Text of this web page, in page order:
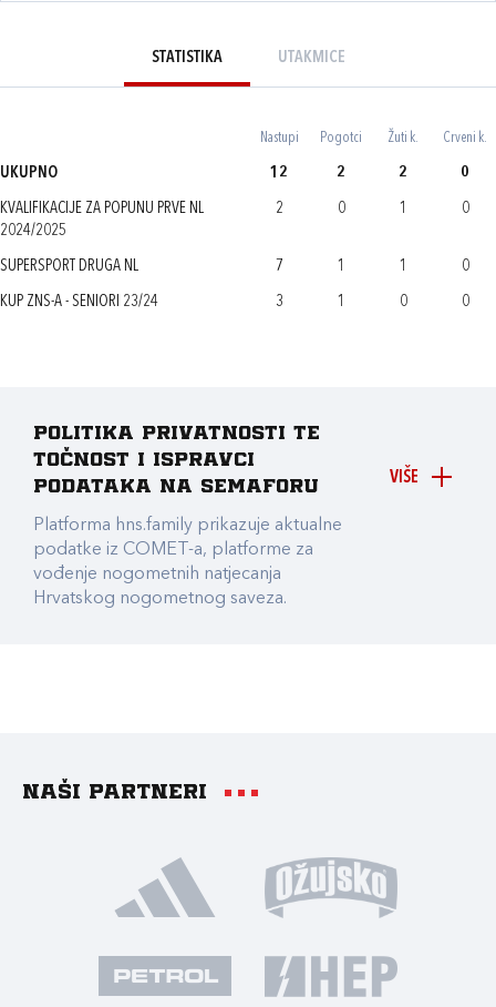
STATISTIKA UTAKMICE
Nastupi Pogotci Žuti k. Crveni k.
UKUPNO 12 2 2 0
KVALIFIKACIJE ZA POPUNU PRVE NL
2024/2025
2 0 1 0
SUPERSPORT DRUGA NL 7 1 1 0
KUP ZNS-A - SENIORI 23/24 3 1 0 0
VIŠE
Politika privatnosti te
točnost i ispravci
podataka na Semaforu
Platforma hns.family prikazuje aktualne
podatke iz COMET-a, platforme za
vođenje nogometnih natjecanja
Hrvatskog nogometnog saveza.
Naši partneri